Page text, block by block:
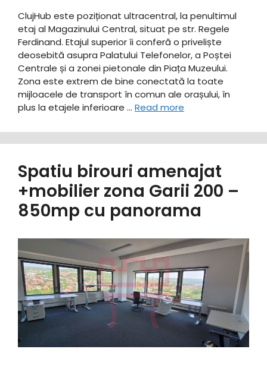
ClujHub este poziționat ultracentral, la penultimul
etaj al Magazinului Central, situat pe str. Regele
Ferdinand. Etajul superior îi conferă o priveliște
deosebită asupra Palatului Telefonelor, a Poștei
Centrale și a zonei pietonale din Piața Muzeului.
Zona este extrem de bine conectată la toate
mijloacele de transport în comun ale orașului, în
plus la etajele inferioare … Read more
Spatiu birouri amenajat
+mobilier zona Garii 200 –
850mp cu panorama